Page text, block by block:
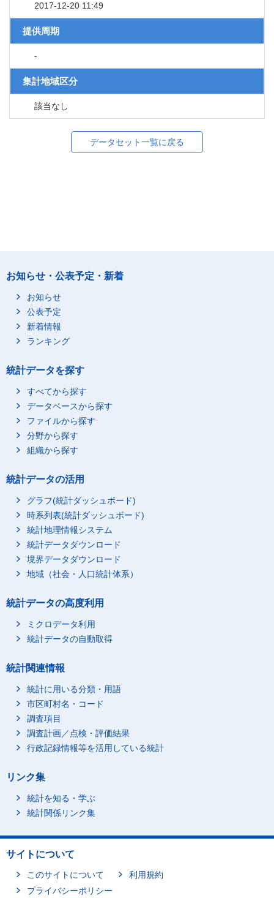
2017-12-20 11:49
提供周期
-
集計地域区分
該当なし
データセット一覧に戻る
お知らせ・公表予定・新着
お知らせ
公表予定
新着情報
ランキング
統計データを探す
すべてから探す
データベースから探す
ファイルから探す
分野から探す
組織から探す
統計データの活用
グラフ(統計ダッシュボード)
時系列表(統計ダッシュボード)
統計地理情報システム
統計データダウンロード
境界データダウンロード
地域（社会・人口統計体系）
統計データの高度利用
ミクロデータ利用
統計データの自動取得
統計関連情報
統計に用いる分類・用語
市区町村名・コード
調査項目
調査計画／点検・評価結果
行政記録情報等を活用している統計
リンク集
統計を知る・学ぶ
統計関係リンク集
サイトについて
このサイトについて
利用規約
プライバシーポリシー